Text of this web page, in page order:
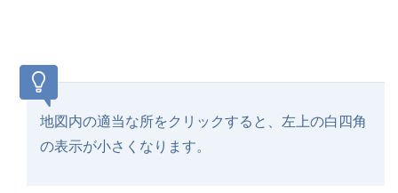
地図内の適当な所をクリックすると、左上の白四角
の表示が小さくなります。